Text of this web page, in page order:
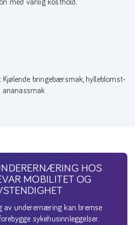
med vanlig kosthold.
Kjølende bringebærsmak, hylleblomst-
HOS
MOBILITET OG
av underernæring kan bremse
sykehusinnleggelser.